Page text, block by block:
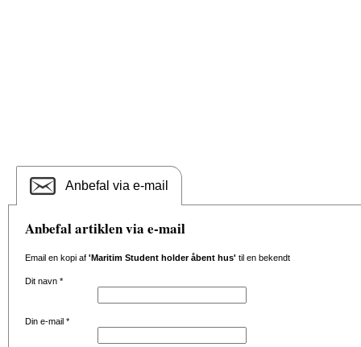
Anbefal via e-mail
Anbefal artiklen via e-mail
Email en kopi af 'Maritim Student holder åbent hus' til en bekendt
Dit navn *
Din e-mail *